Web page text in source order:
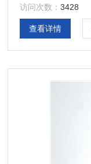
访问次数：3428
查看详情